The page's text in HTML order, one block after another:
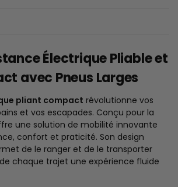
Électrique Pliable et
avec Pneus Larges
pliant compact révolutionne vos
et vos escapades. Conçu pour la
une solution de mobilité innovante
confort et praticité. Son design
de le ranger et de le transporter
chaque trajet une expérience fluide